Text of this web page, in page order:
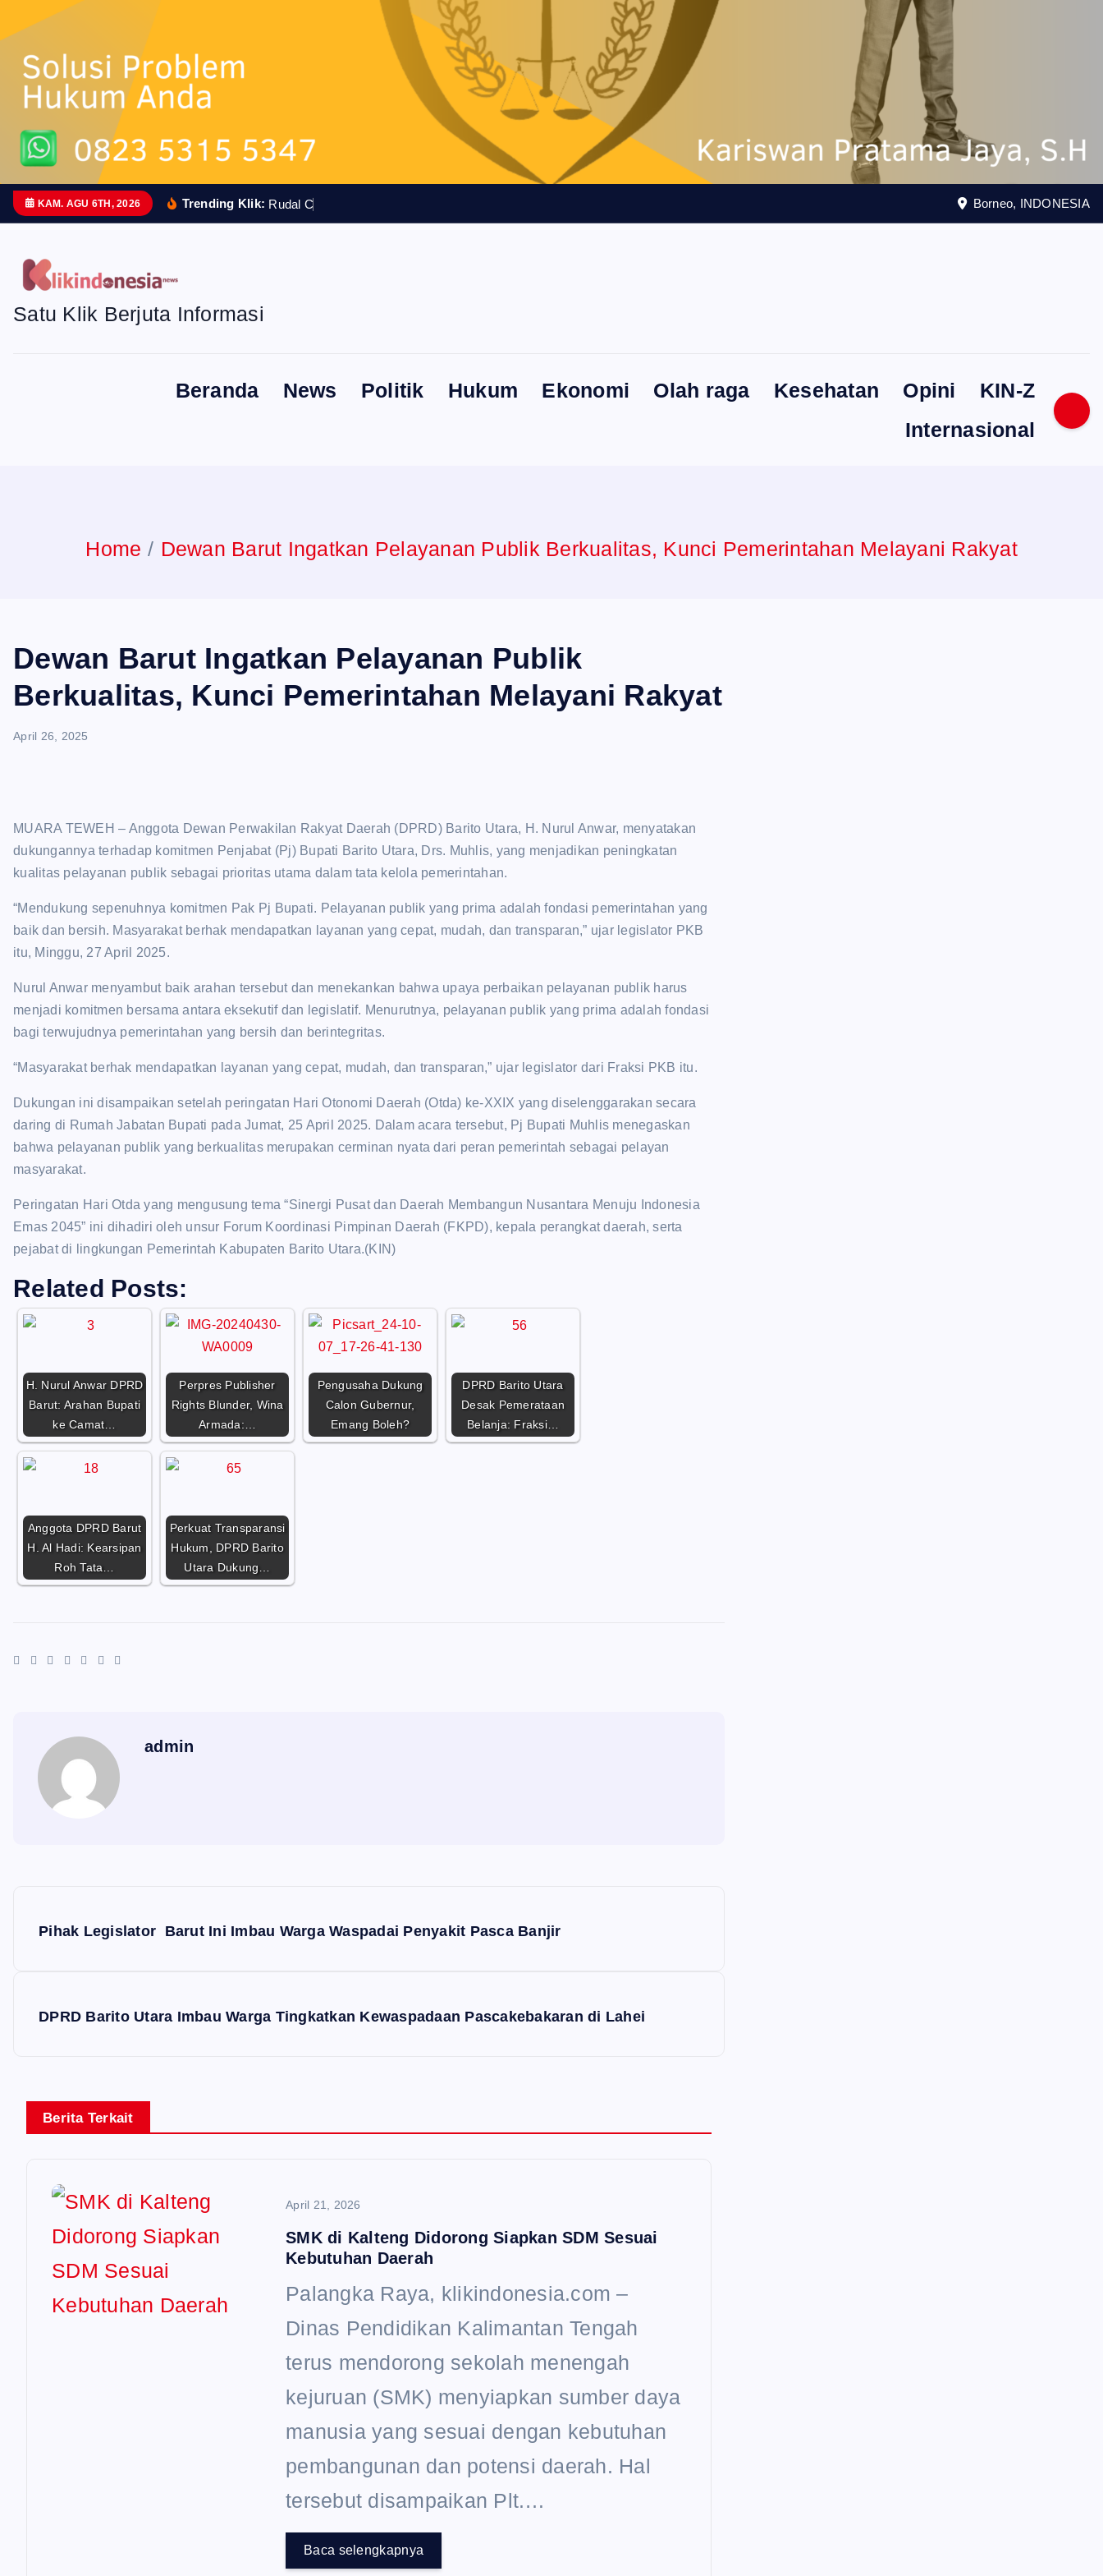
KAM. AGU 6TH, 2026 Trending Klik: Rudal C Borneo, INDONESIA
Satu Klik Berjuta Informasi
Beranda News Politik Hukum Ekonomi Olah raga Kesehatan Opini
KIN-Z
Internasional
Home Dewan Barut Ingatkan Pelayanan Publik Berkualitas, Kunci Pemerintahan Melayani Rakyat
Dewan Barut Ingatkan Pelayanan Publik
Berkualitas, Kunci Pemerintahan Melayani Rakyat
April 26, 2025
MUARA TEWEH – Anggota Dewan Perwakilan Rakyat Daerah (DPRD) Barito Utara, H. Nurul Anwar, menyatakan
dukungannya terhadap komitmen Penjabat (Pj) Bupati Barito Utara, Drs. Muhlis, yang menjadikan peningkatan
kualitas pelayanan publik sebagai prioritas utama dalam tata kelola pemerintahan.
“Mendukung sepenuhnya komitmen Pak Pj Bupati. Pelayanan publik yang prima adalah fondasi pemerintahan yang
baik dan bersih. Masyarakat berhak mendapatkan layanan yang cepat, mudah, dan transparan,” ujar legislator PKB
itu, Minggu, 27 April 2025.
Nurul Anwar menyambut baik arahan tersebut dan menekankan bahwa upaya perbaikan pelayanan publik harus
menjadi komitmen bersama antara eksekutif dan legislatif. Menurutnya, pelayanan publik yang prima adalah fondasi
bagi terwujudnya pemerintahan yang bersih dan berintegritas.
“Masyarakat berhak mendapatkan layanan yang cepat, mudah, dan transparan,” ujar legislator dari Fraksi PKB itu.
Dukungan ini disampaikan setelah peringatan Hari Otonomi Daerah (Otda) ke-XXIX yang diselenggarakan secara
daring di Rumah Jabatan Bupati pada Jumat, 25 April 2025. Dalam acara tersebut, Pj Bupati Muhlis menegaskan
bahwa pelayanan publik yang berkualitas merupakan cerminan nyata dari peran pemerintah sebagai pelayan
masyarakat.
Peringatan Hari Otda yang mengusung tema “Sinergi Pusat dan Daerah Membangun Nusantara Menuju Indonesia
Emas 2045” ini dihadiri oleh unsur Forum Koordinasi Pimpinan Daerah (FKPD), kepala perangkat daerah, serta
pejabat di lingkungan Pemerintah Kabupaten Barito Utara.(KIN)
Related Posts:
H. Nurul Anwar DPRD
Barut: Arahan Bupati
ke Camat…
Perpres Publisher
Rights Blunder, Wina
Armada:…
Pengusaha Dukung
Calon Gubernur,
Emang Boleh?
DPRD Barito Utara
Desak Pemerataan
Belanja: Fraksi…
Anggota DPRD Barut
H. Al Hadi: Kearsipan
Roh Tata…
Perkuat Transparansi
Hukum, DPRD Barito
Utara Dukung…
admin
s
Pihak Legislator Barut Ini Imbau Warga Waspadai Penyakit Pasca Banjir
DPRD Barito Utara Imbau Warga Tingkatkan Kewaspadaan Pascakebakaran di Lahei
Berita Terkait
April 21, 2026
SMK di Kalteng Didorong Siapkan SDM Sesuai
Kebutuhan Daerah
Palangka Raya, klikindonesia.com –
Dinas Pendidikan Kalimantan Tengah
terus mendorong sekolah menengah
kejuruan (SMK) menyiapkan sumber daya
manusia yang sesuai dengan kebutuhan
pembangunan dan potensi daerah. Hal
tersebut disampaikan Plt.…
Baca selengkapnya